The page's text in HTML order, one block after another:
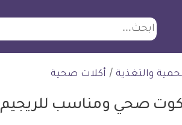
ابحث
والتغذية / أكلات صحية
صحي ومناسب للريجيم